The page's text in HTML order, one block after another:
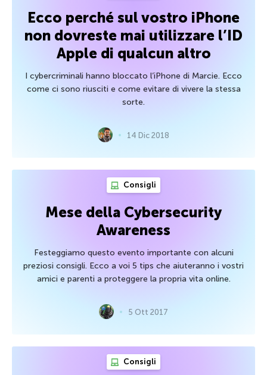
Ecco perché sul vostro iPhone
non dovreste mai utilizzare l’ID
Apple di qualcun altro
I cybercriminali hanno bloccato l’iPhone di Marcie. Ecco
come ci sono riusciti e come evitare di vivere la stessa
sorte.
14 Dic 2018
Consigli
Mese della Cybersecurity
Awareness
Festeggiamo questo evento importante con alcuni
preziosi consigli. Ecco a voi 5 tips che aiuteranno i vostri
amici e parenti a proteggere la propria vita online.
5 Ott 2017
Consigli